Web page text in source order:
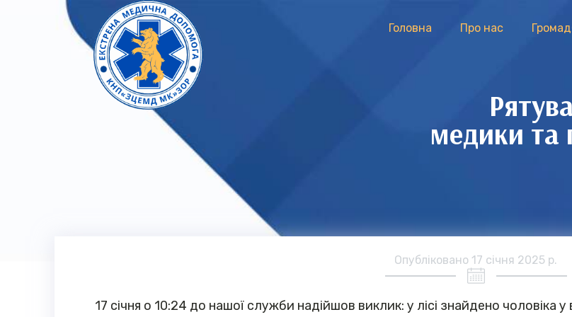
Головна Про нас
медики та
Опубліковано 17 січня 2025 р.
17 січня о 10:24 до нашої служби надійшов виклик: у лісі знайдено чоловіка